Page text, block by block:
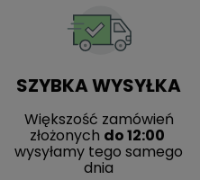
SZYBKA WYSYŁKA
Większość zamówień
złożonych do 12:00
wysyłamy tego samego
dnia